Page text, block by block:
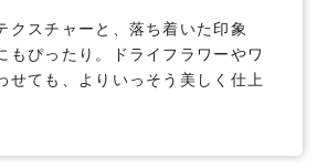
クスチャーと、落ち着いた印象
もぴったり。ドライフラワーやワ
せても、よりいっそう美しく仕上